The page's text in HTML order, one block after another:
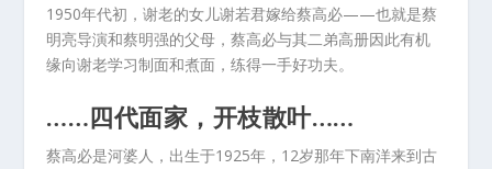
1950年代初，谢老的女儿谢若君嫁给蔡高必——也就是蔡
明亮导演和蔡明强的父母，蔡高必与其二弟高册因此有机
缘向谢老学习制面和煮面，练得一手好功夫。
……四代面家，开枝散叶……
蔡高必是河婆人，出生于1925年，12岁那年下南洋来到古